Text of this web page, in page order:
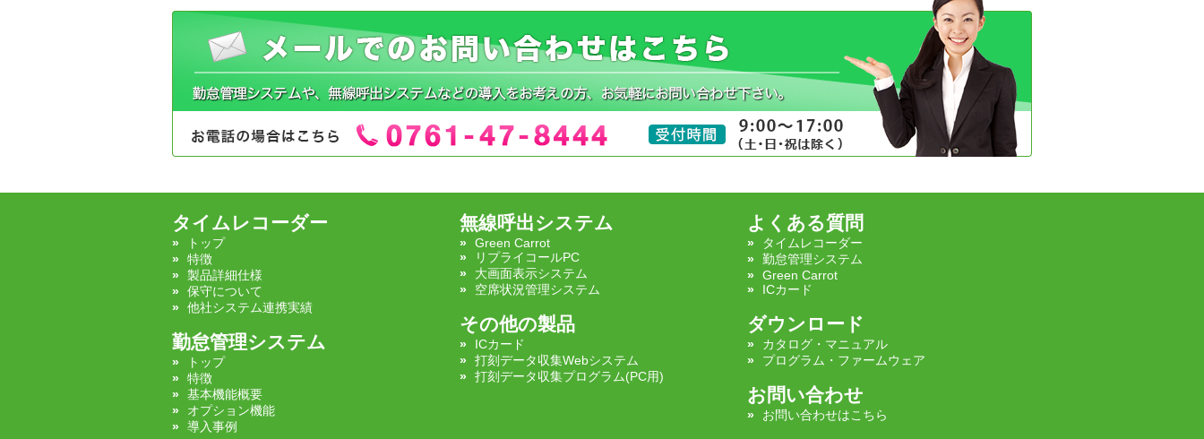
タイムレコーダー
トップ
特徴
製品詳細仕様
保守について
他社システム連携実績
勤怠管理システム
トップ
特徴
基本機能概要
オプション機能
導入事例
無線呼出システム
Green Carrot
リプライコールPC
大画面表示システム
空席状況管理システム
その他の製品
ICカード
打刻データ収集Webシステム
打刻データ収集プログラム(PC用)
よくある質問
タイムレコーダー
勤怠管理システム
Green Carrot
ICカード
ダウンロード
カタログ・マニュアル
プログラム・ファームウェア
お問い合わせ
お問い合わせはこちら